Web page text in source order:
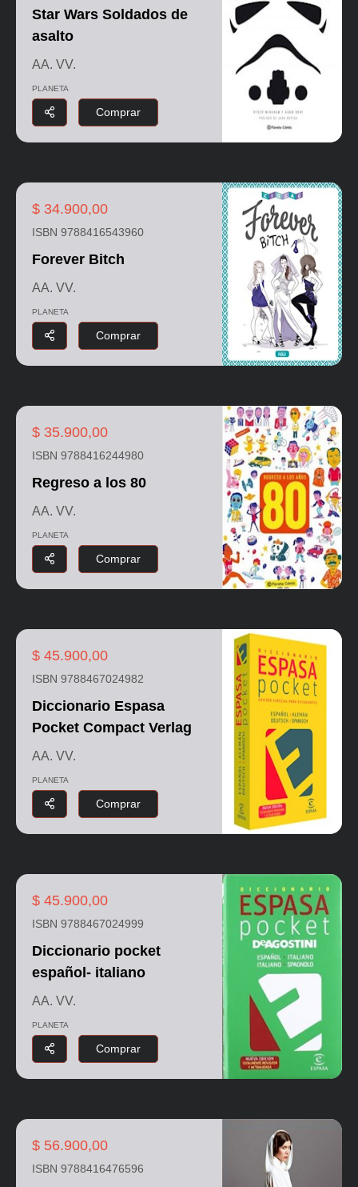
Star Wars Soldados de
asalto
AA. VV.
PLANETA
Comprar
$ 34.900,00
ISBN 9788416543960
Forever Bitch
AA. VV.
PLANETA
Comprar
$ 35.900,00
ISBN 9788416244980
Regreso a los 80
AA. VV.
PLANETA
Comprar
$ 45.900,00
ISBN 9788467024982
Diccionario Espasa
Pocket Compact Verlag
AA. VV.
PLANETA
Comprar
$ 45.900,00
ISBN 9788467024999
Diccionario pocket
español- italiano
AA. VV.
PLANETA
Comprar
$ 56.900,00
ISBN 9788416476596